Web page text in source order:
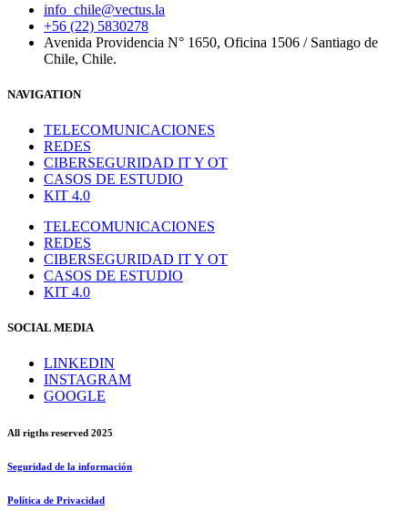
info_chile@vectus.la
+56 (22) 5830278
Avenida Providencia N° 1650, Oficina 1506 / Santiago de
Chile, Chile.
NAVIGATION
TELECOMUNICACIONES
REDES
CIBERSEGURIDAD IT Y OT
CASOS DE ESTUDIO
KIT 4.0
TELECOMUNICACIONES
REDES
CIBERSEGURIDAD IT Y OT
CASOS DE ESTUDIO
KIT 4.0
SOCIAL MEDIA
LINKEDIN
INSTAGRAM
GOOGLE
All rigths reserved 2025
Seguridad de la información
Política de Privacidad